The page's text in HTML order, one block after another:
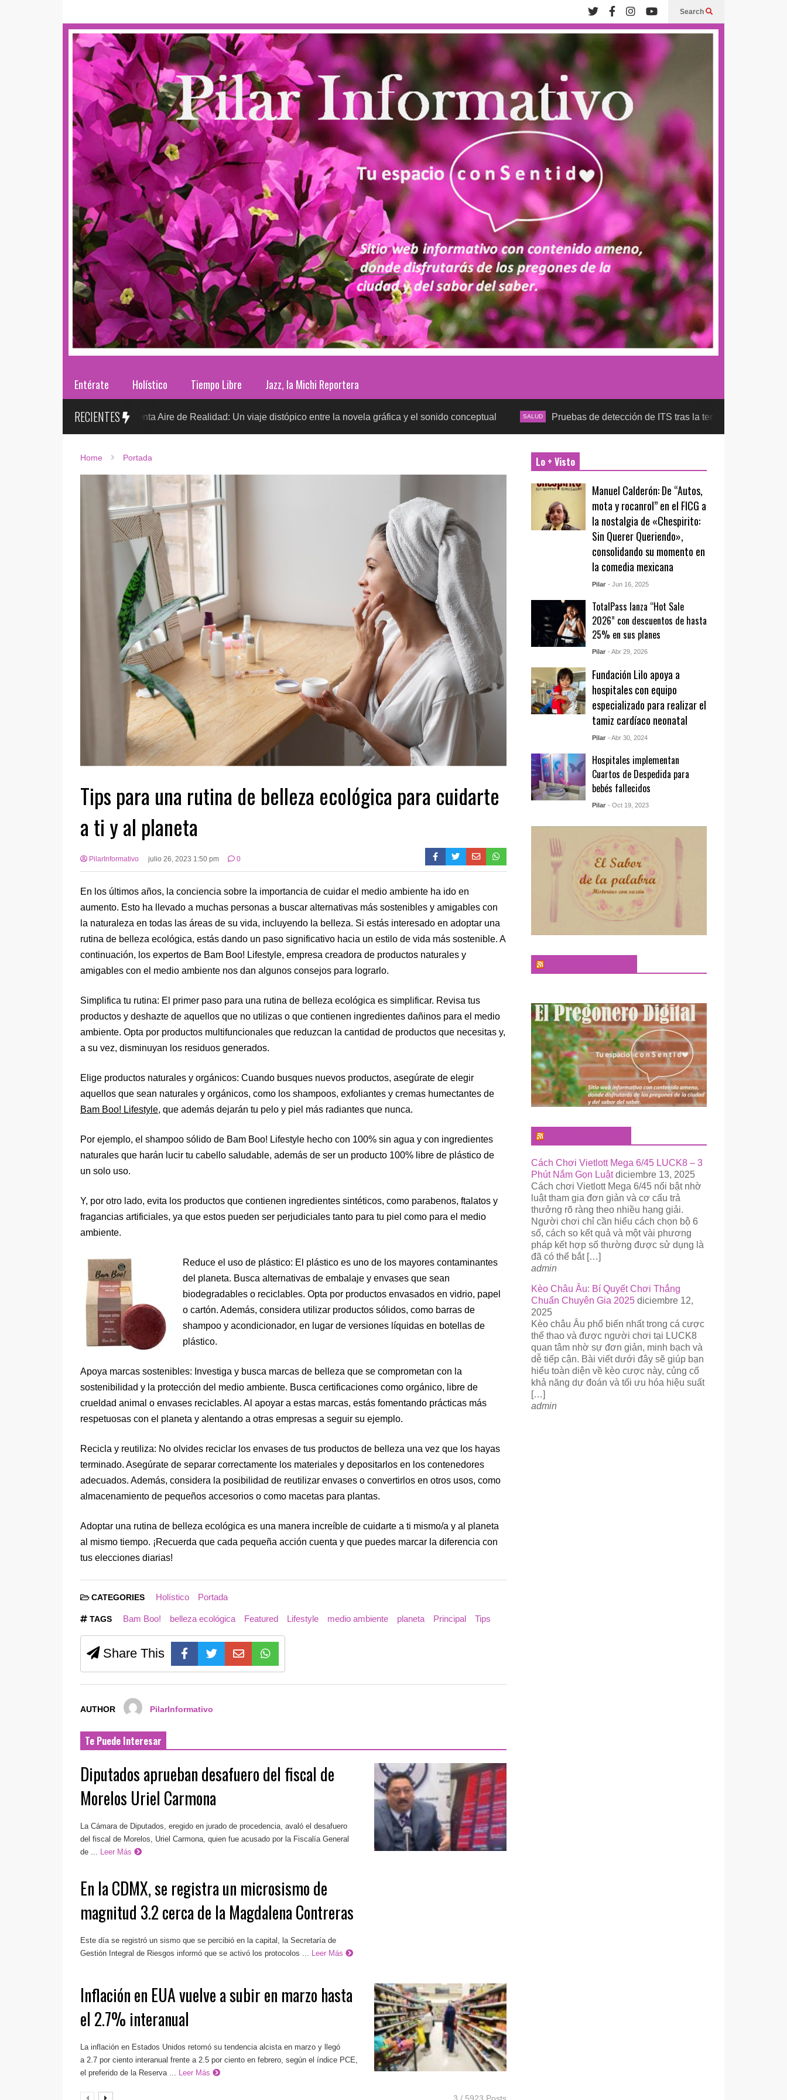
Search
Entérate Holístico Tiempo Libre Jazz, la Michi Reportera
RECIENTES
Sr. González presenta Aire de Realidad: Un viaje distópico entre la novela gráfica y el sonido conceptual SALUD Pruebas de detección de ITS tras la temporada futbolera, aseguran
Home Portada
Tips para una rutina de belleza ecológica para cuidarte
a ti y al planeta
PilarInformativo julio 26, 2023 1:50 pm 0
En los últimos años, la conciencia sobre la importancia de cuidar el medio ambiente ha ido en
aumento. Esto ha llevado a muchas personas a buscar alternativas más sostenibles y amigables con
la naturaleza en todas las áreas de su vida, incluyendo la belleza. Si estás interesado en adoptar una
rutina de belleza ecológica, estás dando un paso significativo hacia un estilo de vida más sostenible. A
continuación, los expertos de Bam Boo! Lifestyle, empresa creadora de productos naturales y
amigables con el medio ambiente nos dan algunos consejos para lograrlo.
Simplifica tu rutina: El primer paso para una rutina de belleza ecológica es simplificar. Revisa tus
productos y deshazte de aquellos que no utilizas o que contienen ingredientes dañinos para el medio
ambiente. Opta por productos multifuncionales que reduzcan la cantidad de productos que necesitas y,
a su vez, disminuyan los residuos generados.
Elige productos naturales y orgánicos: Cuando busques nuevos productos, asegúrate de elegir
aquellos que sean naturales y orgánicos, como los shampoos, exfoliantes y cremas humectantes de
Bam Boo! Lifestyle, que además dejarán tu pelo y piel más radiantes que nunca.
Por ejemplo, el shampoo sólido de Bam Boo! Lifestyle hecho con 100% sin agua y con ingredientes
naturales que harán lucir tu cabello saludable, además de ser un producto 100% libre de plástico de
un solo uso.
Y, por otro lado, evita los productos que contienen ingredientes sintéticos, como parabenos, ftalatos y
fragancias artificiales, ya que estos pueden ser perjudiciales tanto para tu piel como para el medio
ambiente.
Reduce el uso de plástico: El plástico es uno de los mayores contaminantes
del planeta. Busca alternativas de embalaje y envases que sean
biodegradables o reciclables. Opta por productos envasados en vidrio, papel
o cartón. Además, considera utilizar productos sólidos, como barras de
shampoo y acondicionador, en lugar de versiones líquidas en botellas de
plástico.
Apoya marcas sostenibles: Investiga y busca marcas de belleza que se comprometan con la
sostenibilidad y la protección del medio ambiente. Busca certificaciones como orgánico, libre de
crueldad animal o envases reciclables. Al apoyar a estas marcas, estás fomentando prácticas más
respetuosas con el planeta y alentando a otras empresas a seguir su ejemplo.
Recicla y reutiliza: No olvides reciclar los envases de tus productos de belleza una vez que los hayas
terminado. Asegúrate de separar correctamente los materiales y depositarlos en los contenedores
adecuados. Además, considera la posibilidad de reutilizar envases o convertirlos en otros usos, como
almacenamiento de pequeños accesorios o como macetas para plantas.
Adoptar una rutina de belleza ecológica es una manera increíble de cuidarte a ti mismo/a y al planeta
al mismo tiempo. ¡Recuerda que cada pequeña acción cuenta y que puedes marcar la diferencia con
tus elecciones diarias!
CATEGORIES Holístico Portada
TAGS Bam Boo! belleza ecológica Featured Lifestyle medio ambiente planeta Principal Tips
Share This
AUTHOR PilarInformativo
Te Puede Interesar
Diputados aprueban desafuero del fiscal de
Morelos Uriel Carmona
La Cámara de Diputados, eregido en jurado de procedencia, avaló el desafuero
del fiscal de Morelos, Uriel Carmona, quien fue acusado por la Fiscalía General
de ... Leer Más
En la CDMX, se registra un microsismo de
magnitud 3.2 cerca de la Magdalena Contreras
Este día se registró un sismo que se percibió en la capital, la Secretaría de
Gestión Integral de Riesgos informó que se activó los protocolos ... Leer Más
Inflación en EUA vuelve a subir en marzo hasta
el 2.7% interanual
La inflación en Estados Unidos retomó su tendencia alcista en marzo y llegó
a 2.7 por ciento interanual frente a 2.5 por ciento en febrero, según el índice PCE,
el preferido de la Reserva ...
Leer Más
3 / 5923 Posts
Lo + Visto
Manuel Calderón: De “Autos,
mota y rocanrol” en el FICG a
la nostalgia de «Chespirito:
Sin Querer Queriendo»,
consolidando su momento en
la comedia mexicana
Pilar - Jun 16, 2025
TotalPass lanza “Hot Sale
2026” con descuentos de hasta
25% en sus planes
Pilar - Abr 29, 2026
Fundación Lilo apoya a
hospitales con equipo
especializado para realizar el
tamiz cardíaco neonatal
Pilar - Abr 30, 2024
Hospitales implementan
Cuartos de Despedida para
bebés fallecidos
Pilar - Oct 19, 2023
Cách Chơi Vietlott Mega 6/45 LUCK8 – 3
Phút Nắm Gọn Luật diciembre 13, 2025
Cách chơi Vietlott Mega 6/45 nổi bật nhờ
luật tham gia đơn giản và cơ cấu trả
thưởng rõ ràng theo nhiều hạng giải.
Người chơi chỉ cần hiểu cách chọn bộ 6
số, cách so kết quả và một vài phương
pháp kết hợp số thường được sử dụng là
đã có thể bắt […]
admin
Kèo Châu Âu: Bí Quyết Chơi Thắng
Chuẩn Chuyên Gia 2025 diciembre 12,
2025
Kèo châu Âu phổ biến nhất trong cá cược
thể thao và được người chơi tại LUCK8
quan tâm nhờ sự đơn giản, minh bạch và
dễ tiếp cận. Bài viết dưới đây sẽ giúp bạn
hiểu toàn diện về kèo cược này, củng cố
khả năng dự đoán và tối ưu hóa hiệu suất
[…]
admin